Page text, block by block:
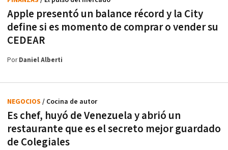
Apple presentó un balance récord y la City
define si es momento de comprar o vender su
CEDEAR
PorDaniel Alberti
Es chef, huyó de Venezuela y abrió un
restaurante que es el secreto mejor guardado
de Colegiales
NEGOCIOS / Cocina de autor